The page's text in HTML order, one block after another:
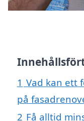
1 Vad kan ett
på
2 Få alltid